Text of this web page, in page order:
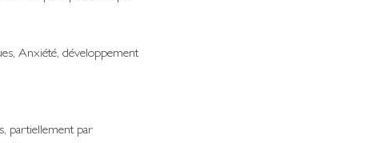
Anxiété, développement
partiellement par